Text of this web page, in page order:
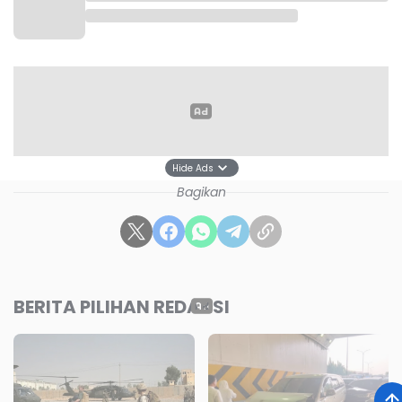
jiwa warga sipil.
ke wilayah Israel dan fasilitas militer AS di Timur
Bagikan
BERITA PILIHAN REDAKSI
Hide Ads